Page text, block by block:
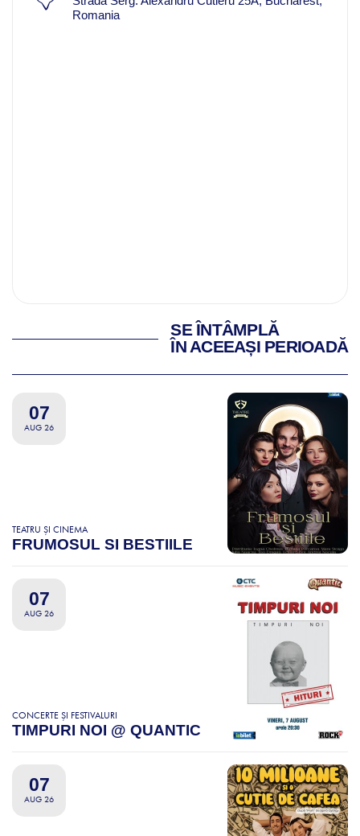
Romania
SE ÎNTÂMPLĂ
ÎN ACEEAȘI PERIOADĂ
07
AUG 26
TEATRU ȘI CINEMA
FRUMOSUL SI BESTIILE
07
AUG 26
CONCERTE ȘI FESTIVALURI
TIMPURI NOI @ QUANTIC
07
AUG 26